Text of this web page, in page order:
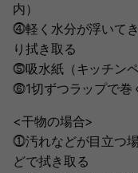
内）
⓸軽く水分が浮いて
り拭き取る
⓹吸水紙（キッチン
⓺1切ずつラップで巻
<干物の場合>
⓵汚れなどが目立つ
どで拭き取る